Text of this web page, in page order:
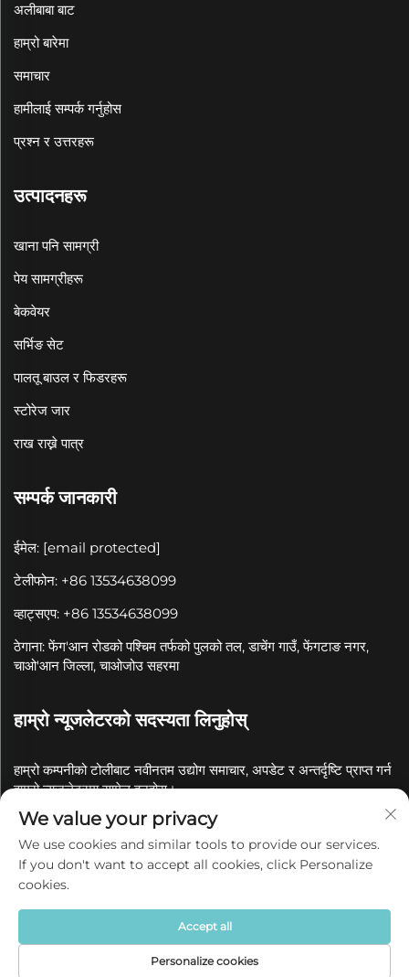
अलीबाबा बाट
हाम्रो बारेमा
समाचार
हामीलाई सम्पर्क गर्नुहोस
प्रश्न र उत्तरहरू
उत्पादनहरू
खाना पनि सामग्री
पेय सामग्रीहरू
बेकवेयर
सर्भिङ सेट
पालतू बाउल र फिडरहरू
स्टोरेज जार
राख राख्ने पात्र
सम्पर्क जानकारी
ईमेल: [email protected]
टेलीफोन: +86 13534638099
व्हाट्सएप: +86 13534638099
ठेगाना: फेंग'आन रोडको पश्चिम तर्फको पुलको तल, डाचेंग गाउँ, फेंगटाङ नगर,
चाओ'आन जिल्ला, चाओजोउ सहरमा
हाम्रो न्यूजलेटरको सदस्यता लिनुहोस्
हाम्रो कम्पनीको टोलीबाट नवीनतम उद्योग समाचार, अपडेट र अन्तर्दृष्टि प्राप्त गर्न
हाम्रो न्यूजलेटरमा सामेल हुनुहोस्।
सदस्यता लिनुहोस्
कॉपीराइट © 2025 चाओजोउ क्वानयुए सिरामिक कं, लिमिटेडको नाममा
गोपनीयता नीति
We value your privacy
We use cookies and similar tools to provide our services.
If you don't want to accept all cookies, click Personalize
cookies.
Personalize cookies
Accept all